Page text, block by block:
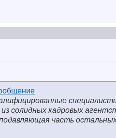
солидных кадровых
часть